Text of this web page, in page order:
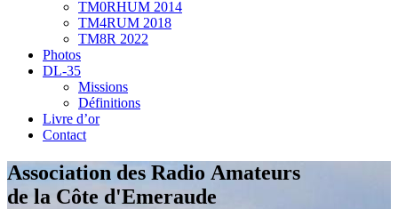
TM0RHUM 2014
TM4RUM 2018
TM8R 2022
Photos
DL-35
Missions
Définitions
Livre d’or
Contact
Association des Radio Amateurs
de la Côte d'Emeraude